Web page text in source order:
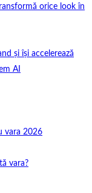
orice look în
și își accelerează
AI
vara 2026
vara?